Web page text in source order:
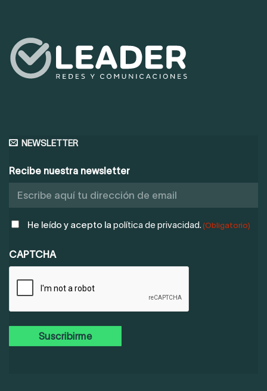
NEWSLETTER
Recibe nuestra newsletter
POLÍTICA
PRIVACIDAD
(OBLIGATORIO)
He leído y acepto la política de privacidad. (Obligatorio)
CAPTCHA